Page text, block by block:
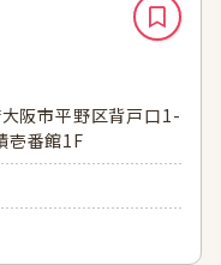
阪市平野区背戸口1-
壱番館1F